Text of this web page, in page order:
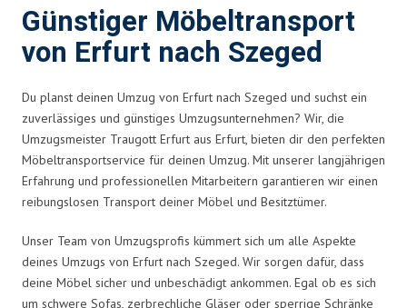
Günstiger Möbeltransport
von Erfurt nach Szeged
Du planst deinen Umzug von Erfurt nach Szeged und suchst ein
zuverlässiges und günstiges Umzugsunternehmen? Wir, die
Umzugsmeister Traugott Erfurt aus Erfurt, bieten dir den perfekten
Möbeltransportservice für deinen Umzug. Mit unserer langjährigen
Erfahrung und professionellen Mitarbeitern garantieren wir einen
reibungslosen Transport deiner Möbel und Besitztümer.
Unser Team von Umzugsprofis kümmert sich um alle Aspekte
deines Umzugs von Erfurt nach Szeged. Wir sorgen dafür, dass
deine Möbel sicher und unbeschädigt ankommen. Egal ob es sich
um schwere Sofas, zerbrechliche Gläser oder sperrige Schränke